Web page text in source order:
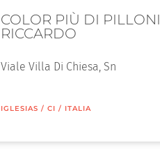
COLOR PIÙ DI PILLONI
RICCARDO
Viale Villa Di Chiesa, Sn
IGLESIAS / CI / ITALIA